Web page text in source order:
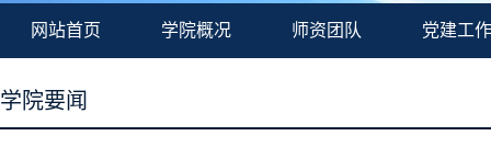
网站首页 学院概况 师资团队 党建工作
学院要闻